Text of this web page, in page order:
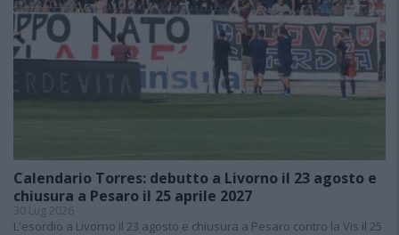
Calendario Torres: debutto a Livorno il 23 agosto e
chiusura a Pesaro il 25 aprile 2027
30 Lug 2026
L'esordio a Livorno il 23 agosto e chiusura a Pesaro contro la Vis il 25